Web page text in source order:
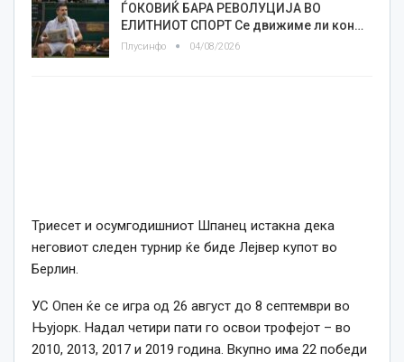
ЃОКОВИЌ БАРА РЕВОЛУЦИЈА ВО
ЕЛИТНИОТ СПОРТ Се движиме ли кон…
Плусинфо 04/08/2026
Триесет и осумгодишниот Шпанец истакна дека
неговиот следен турнир ќе биде Лејвер купот во
Берлин.
УС Опен ќе се игра од 26 август до 8 септември во
Њујорк. Надал четири пати го освои трофејот – во
2010, 2013, 2017 и 2019 година. Вкупно има 22 победи